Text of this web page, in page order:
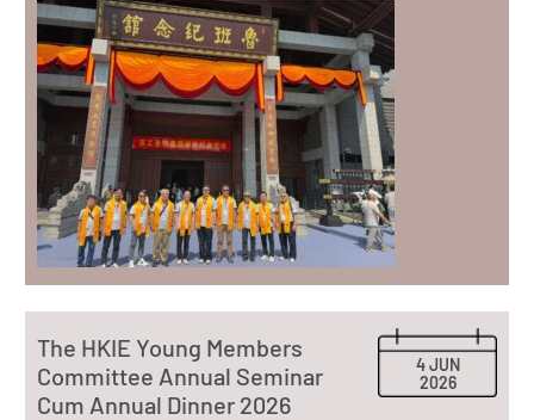
4 JUN
2026
The HKIE Young Members
Committee Annual Seminar
Cum Annual Dinner 2026